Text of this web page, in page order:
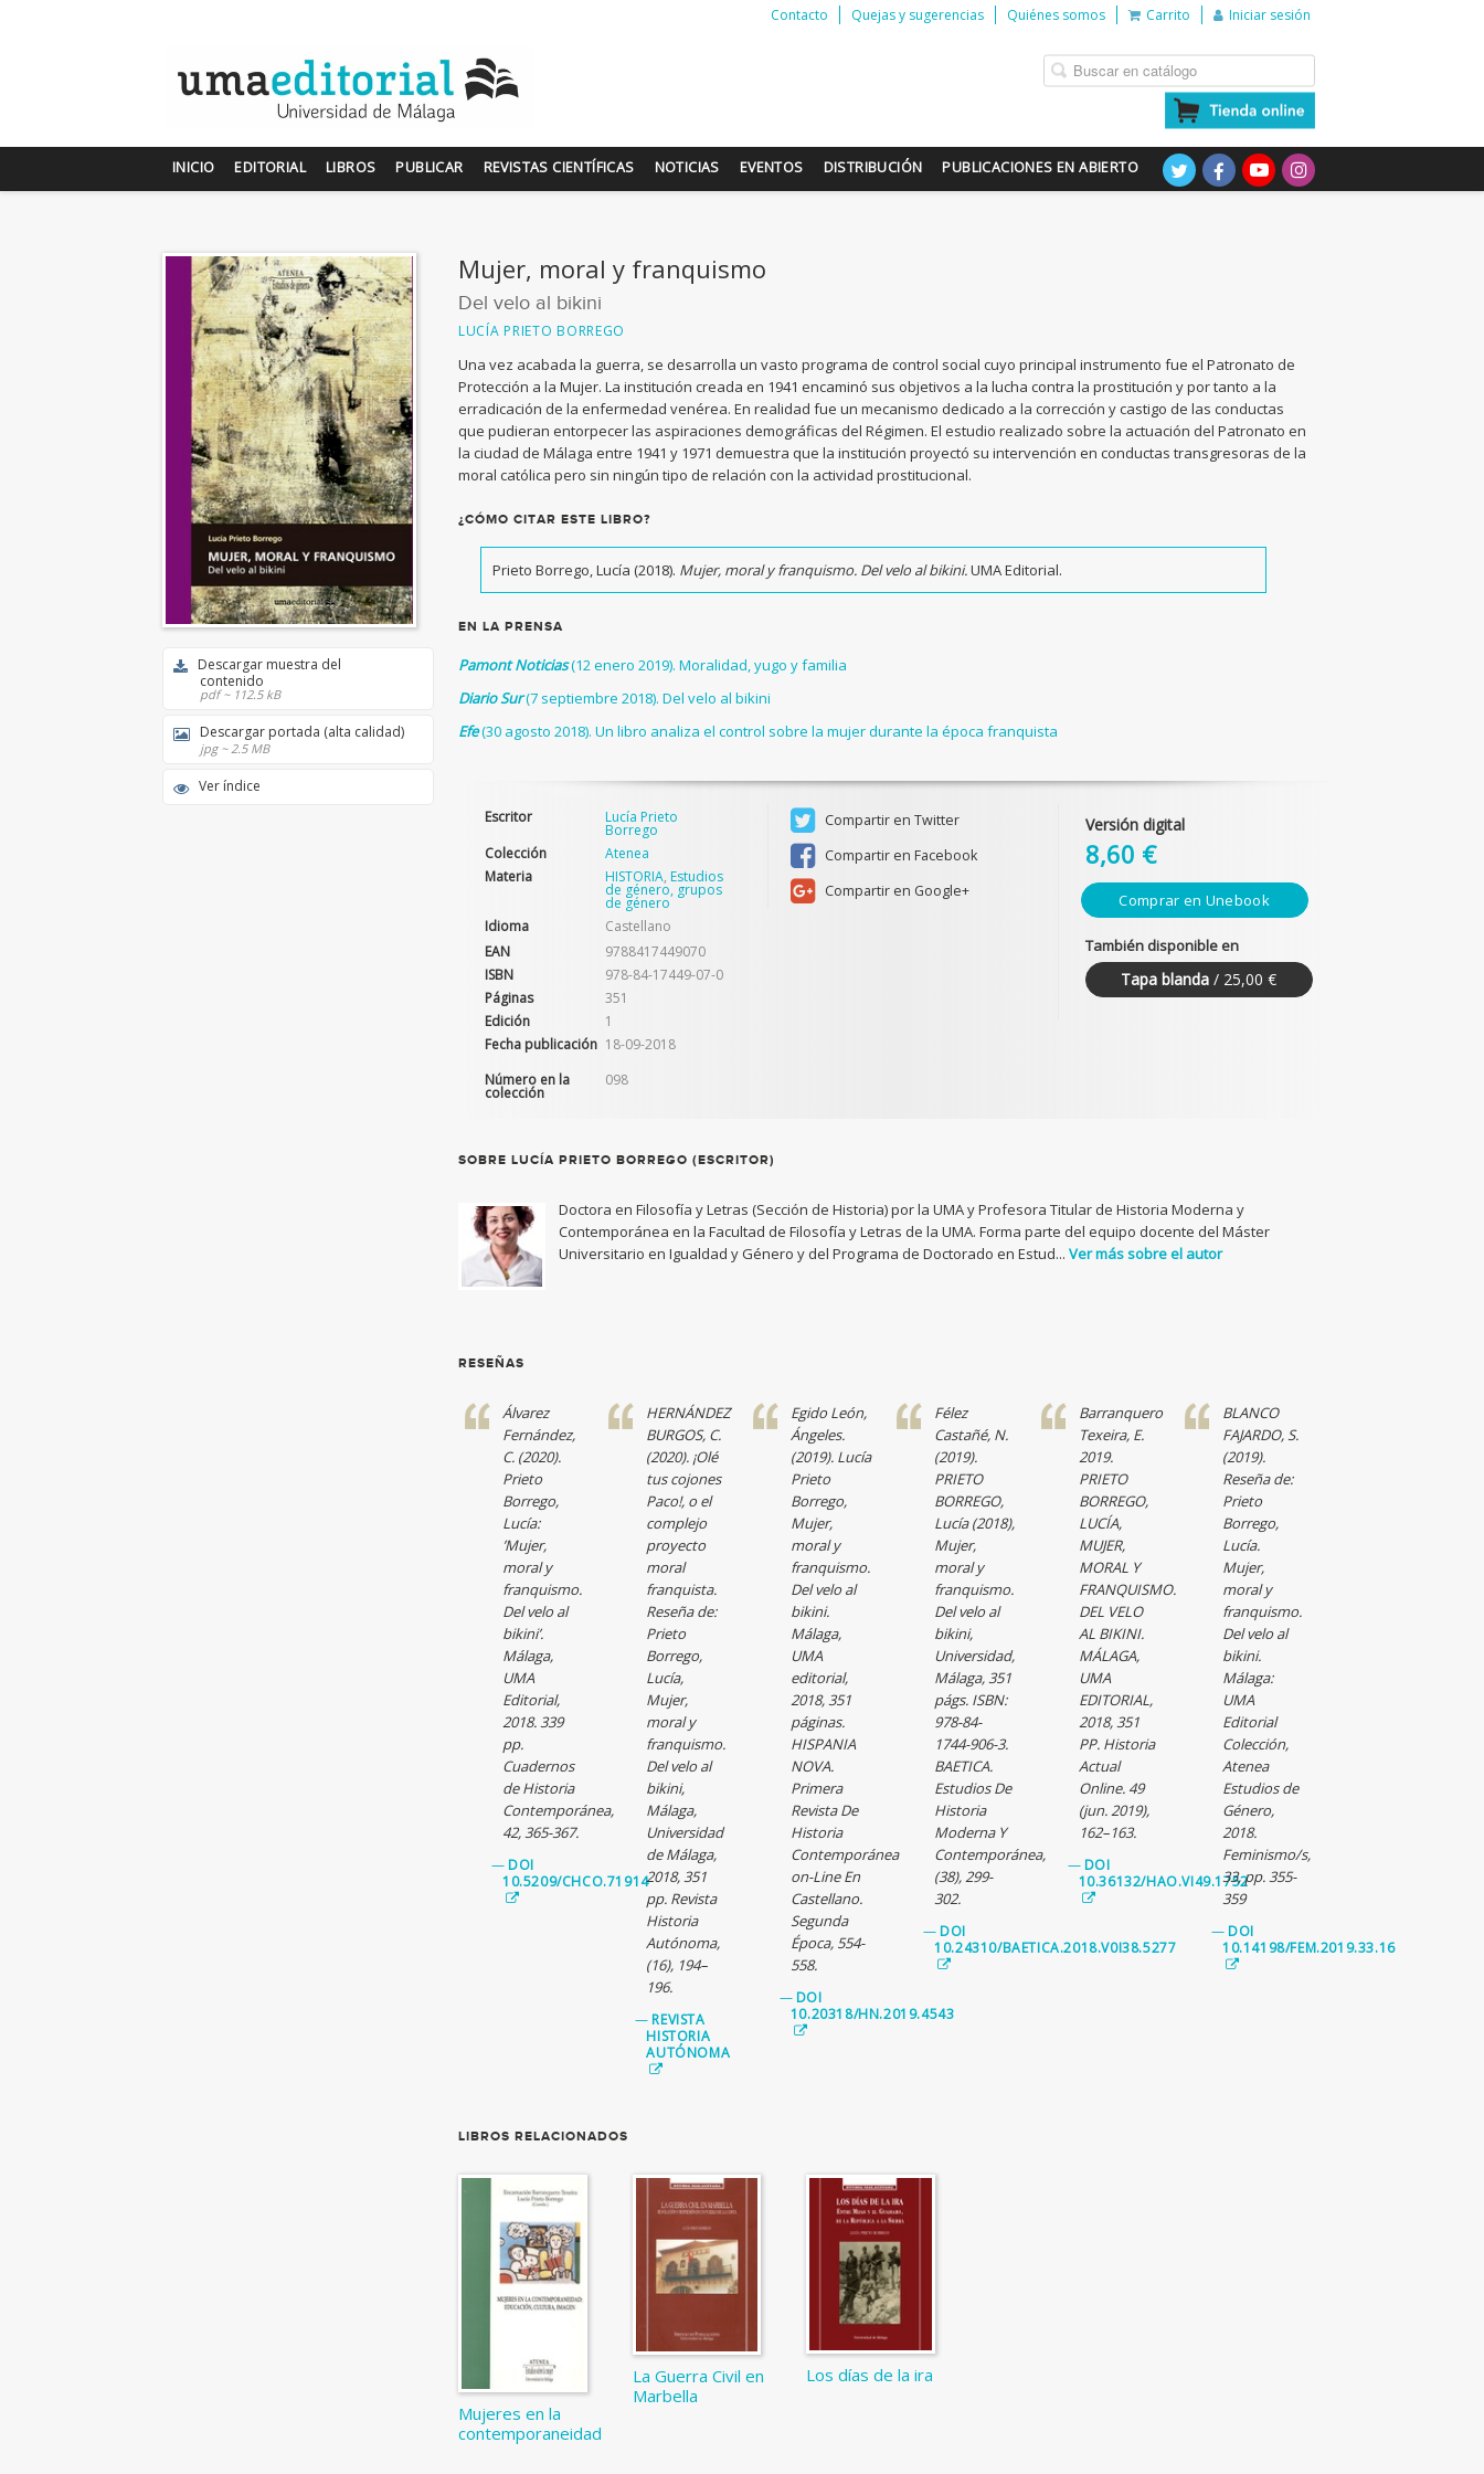
Contacto Quejas y sugerencias Quiénes somos Carrito Iniciar sesión
INICIO EDITORIAL LIBROS PUBLICAR REVISTAS CIENTÍFICAS NOTICIAS EVENTOS DISTRIBUCIÓN PUBLICACIONES EN ABIERTO
Descargar muestra del
contenido
pdf ~ 112.5 kB
Descargar portada (alta calidad)
jpg ~ 2.5 MB
Ver índice
Mujer, moral y franquismo
Del velo al bikini
LUCÍA PRIETO BORREGO
Una vez acabada la guerra, se desarrolla un vasto programa de control social cuyo principal instrumento fue el Patronato de
Protección a la Mujer. La institución creada en 1941 encaminó sus objetivos a la lucha contra la prostitución y por tanto a la
erradicación de la enfermedad venérea. En realidad fue un mecanismo dedicado a la corrección y castigo de las conductas
que pudieran entorpecer las aspiraciones demográficas del Régimen. El estudio realizado sobre la actuación del Patronato en
la ciudad de Málaga entre 1941 y 1971 demuestra que la institución proyectó su intervención en conductas transgresoras de la
moral católica pero sin ningún tipo de relación con la actividad prostitucional.
¿CÓMO CITAR ESTE LIBRO?
Prieto Borrego, Lucía (2018). Mujer, moral y franquismo. Del velo al bikini.UMA Editorial.
EN LA PRENSA
Pamont Noticias(12 enero 2019). Moralidad, yugo y familia
Diario Sur(7 septiembre 2018). Del velo al bikini
Efe(30 agosto 2018). Un libro analiza el control sobre la mujer durante la época franquista
Escritor Lucía Prieto
Borrego
Colección
Atenea
Materia
HISTORIA,Estudios
de género, grupos
de género
Idioma
Castellano
EAN
9788417449070
ISBN
978-84-17449-07-0
Páginas
351
Edición
1
Fecha publicación 18-09-2018
Número en la
colección
098
Compartir en Twitter
Compartir en Facebook
Compartir en Google+
Versión digital
8,60 €
Comprar en Unebook
También disponible en
Tapa blanda / 25,00 €
SOBRE LUCÍA PRIETO BORREGO (ESCRITOR)
Doctora en Filosofía y Letras (Sección de Historia) por la UMA y Profesora Titular de Historia Moderna y
Contemporánea en la Facultad de Filosofía y Letras de la UMA. Forma parte del equipo docente del Máster
Universitario en Igualdad y Género y del Programa de Doctorado en Estud...Ver más sobre el autor
RESEÑAS
Álvarez
Fernández,
C. (2020).
Prieto
Borrego,
Lucía:
’Mujer,
moral y
franquismo.
Del velo al
bikini’.
Málaga,
UMA
Editorial,
2018. 339
pp.
Cuadernos
de Historia
Contemporánea,
42, 365-367.
—DOI
10.5209/CHCO.71914
HERNÁNDEZ
BURGOS, C.
(2020). ¡Olé
tus cojones
Paco!, o el
complejo
proyecto
moral
franquista.
Reseña de:
Prieto
Borrego,
Lucía,
Mujer,
moral y
franquismo.
Del velo al
bikini,
Málaga,
Universidad
de Málaga,
2018, 351
pp. Revista
Historia
Autónoma,
(16), 194–
196.
— REVISTA
HISTORIA
AUTÓNOMA
Egido León,
Ángeles.
(2019). Lucía
Prieto
Borrego,
Mujer,
moral y
franquismo.
Del velo al
bikini.
Málaga,
UMA
editorial,
2018, 351
páginas.
HISPANIA
NOVA.
Primera
Revista De
Historia
Contemporánea
on-Line En
Castellano.
Segunda
Época, 554-
558.
—DOI
10.20318/HN.2019.4543
Félez
Castañé, N.
(2019).
PRIETO
BORREGO,
Lucía (2018),
Mujer,
moral y
franquismo.
Del velo al
bikini,
Universidad,
Málaga, 351
págs. ISBN:
978-84-
1744-906-3.
BAETICA.
Estudios De
Historia
Moderna Y
Contemporánea,
(38), 299-
302.
—DOI
10.24310/BAETICA.2018.V0I38.5277
Barranquero
Texeira, E.
2019.
PRIETO
BORREGO,
LUCÍA,
MUJER,
MORAL Y
FRANQUISMO.
DEL VELO
AL BIKINI.
MÁLAGA,
UMA
EDITORIAL,
2018, 351
PP. Historia
Actual
Online. 49
(jun. 2019),
162–163.
—DOI
10.36132/HAO.VI49.1752
BLANCO
FAJARDO, S.
(2019).
Reseña de:
Prieto
Borrego,
Lucía.
Mujer,
moral y
franquismo.
Del velo al
bikini.
Málaga:
UMA
Editorial
Colección,
Atenea
Estudios de
Género,
2018.
Feminismo/s,
33, pp. 355-
359
—DOI
10.14198/FEM.2019.33.16
LIBROS RELACIONADOS
Mujeres en la
contemporaneidad
La Guerra Civil en
Marbella
Los días de la ira